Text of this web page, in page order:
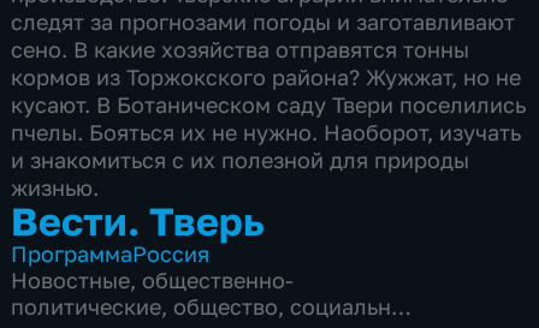
следят за прогнозами погоды и заготавливают
сено. В какие хозяйства отправятся тонны
кормов из Торжокского района? Жужжат, но не
кусают. В Ботаническом саду Твери поселились
пчелы. Бояться их не нужно. Наоборот, изучать
и знакомиться с их полезной для природы
жизнью.
Вести. Тверь
ПрограммаРоссия
Новостные, общественно-
политические, общество, социально-